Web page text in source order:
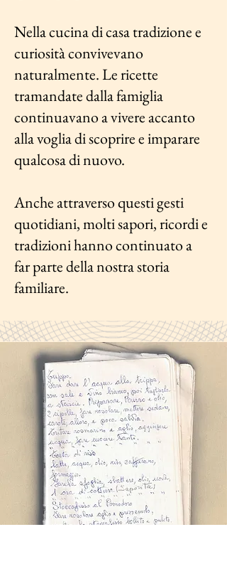
Nella cucina di casa tradizione e
curiosità convivevano
naturalmente. Le ricette
tramandate dalla famiglia
continuavano a vivere accanto
alla voglia di scoprire e imparare
qualcosa di nuovo.
Anche attraverso questi gesti
quotidiani, molti sapori, ricordi e
tradizioni hanno continuato a
far parte della nostra storia
familiare.